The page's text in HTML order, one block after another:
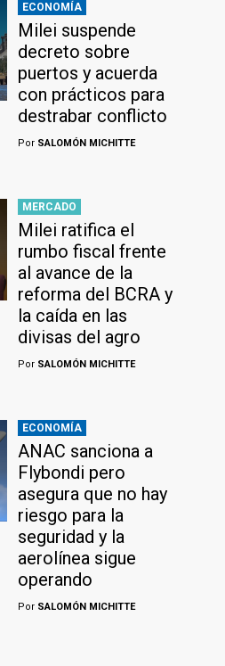
ECONOMÍA
Milei suspende
decreto sobre
puertos y acuerda
con prácticos para
destrabar conflicto
Por SALOMÓN MICHITTE
MERCADO
Milei ratifica el
rumbo fiscal frente
al avance de la
reforma del BCRA y
la caída en las
divisas del agro
Por SALOMÓN MICHITTE
ECONOMÍA
ANAC sanciona a
Flybondi pero
asegura que no hay
riesgo para la
seguridad y la
aerolínea sigue
operando
Por SALOMÓN MICHITTE